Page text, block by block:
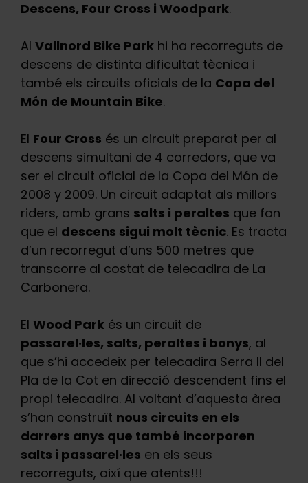
Descens, Four Cross i Woodpark.
Al Vallnord Bike Park hi ha recorreguts de
descens de distinta dificultat tècnica i
també els circuits oficials de la Copa del
Món de Mountain Bike.
El Four Cross és un circuit preparat per al
descens simultani de 4 corredors, que va
ser el circuit oficial de la Copa del Món de
2008 y 2009. Un circuit adaptat als millors
riders, amb grans salts i peraltes que fan
que el descens sigui molt tècnic. Es tracta
d’un recorregut d’uns 500 metres que
transcorre al costat de telecadira de La
Carbonera.
El Wood Park és un circuit de
passarel·les, salts, peraltes i bonys, al
que s’hi accedeix per telecadira Serra II del
Pla de la Cot en direcció descendent fins el
propi telecadira. Al voltant d’aquesta àrea
s’han construït nous circuits en els
darrers anys que també incorporen
salts i passarel·les en els seus
recorreguts, així que atents!!!